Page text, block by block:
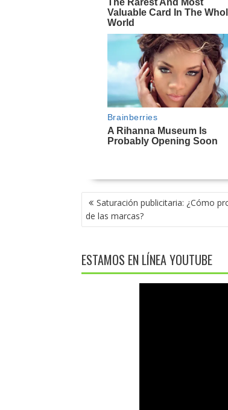
NAVEGACIÓN
DE
ENTRADAS
Saturación publicitaria: ¿Cómo
de las marcas? ​
ESTAMOS EN LÍNEA YOUTUBE